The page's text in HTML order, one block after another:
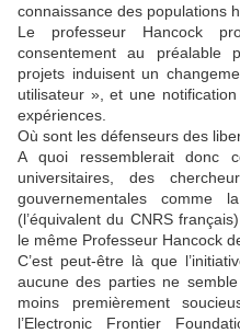
connaissance des populations
Le professeur Hancock
consentement au préalable
projets induisent un
utilisateur », et une
expériences.
Où sont les défenseurs des
A quoi ressemblerait donc
universitaires, des
gouvernementales comme
(l’équivalent du CNRS
le même Professeur Hancock
C’est peut-être là que
aucune des parties ne
moins premièrement
l’Electronic Frontier